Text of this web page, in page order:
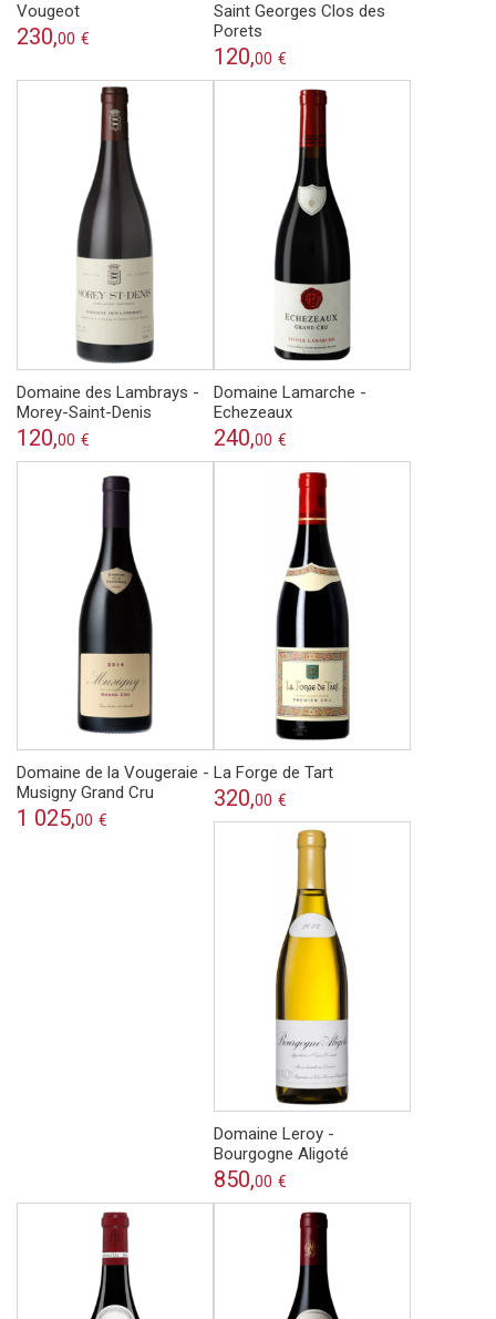
Vougeot
230,00 €
Saint Georges Clos des
Porets
120,00 €
Domaine des Lambrays -
Morey-Saint-Denis
120,00 €
Domaine Lamarche -
Echezeaux
240,00 €
Domaine de la Vougeraie -
Musigny Grand Cru
1 025,00 €
La Forge de Tart
320,00 €
Domaine Leroy -
Bourgogne Aligoté
850,00 €